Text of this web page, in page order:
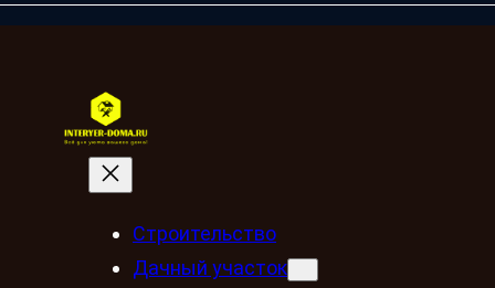
Строительство
Дачный участок